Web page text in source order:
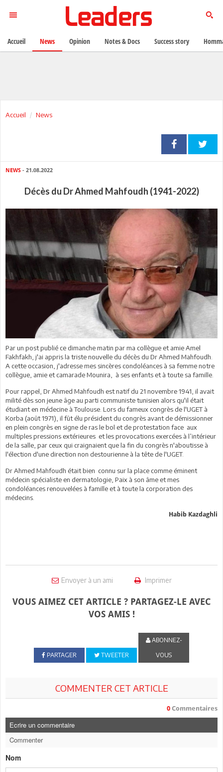
Accueil News
NEWS - 21.08.2022
Décès du Dr Ahmed Mahfoudh (1941-2022)
Par un post publié ce dimanche matin par ma collègue et amie Amel
Fakhfakh, j'ai appris la triste nouvelle du décès du Dr Ahmed Mahfoudh.
A cette occasion, j'adresse mes sincères condoléances à sa femme notre
collègue, amie et camarade Mounira, à ses enfants et à toute sa famille.
Pour rappel, Dr Ahmed Mahfoudh est natif du 21 novembre 1941, il avait
milité dès son jeune âge au parti communiste tunisien alors qu'il était
étudiant en médecine à Toulouse. Lors du fameux congrès de l'UGET à
Korba (août 1971), il fût élu président du congrès avant de démissionner
en plein congrès en signe de ras le bol et de protestation face aux
multiples pressions extérieures et les provocations exercées à l’intérieur
de la salle, par ceux qui craignaient que la fin du congrès n'aboutisse à
l'élection d'une direction non destourienne à la tête de l'UGET.
Dr Ahmed Mahfoudh était bien connu sur la place comme éminent
médecin spécialiste en dermatologie, Paix à son âme et mes
condoléances renouvelées à famille et à toute la corporation des
médecins.
Habib Kazdaghli
Envoyer à un ami Imprimer
VOUS AIMEZ CET ARTICLE ? PARTAGEZ-LE AVEC
VOS AMIS !
PARTAGER TWEETER
ABONNEZ-
VOUS
COMMENTER CET ARTICLE
0 Commentaires
Ecrire un commentaire
Commenter
Nom
Accueil News Opinion Notes & Docs Success story